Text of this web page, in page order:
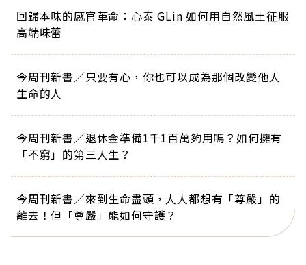
回歸本味的感官革命：心泰 GLin 如何用自然風土征服
高端味蕾
今周刊新書／只要有心，你也可以成為那個改變他人
生命的人
今周刊新書／退休金準備1千1百萬夠用嗎？如何擁有
「不窮」的第三人生？
今周刊新書／來到生命盡頭，人人都想有「尊嚴」的
離去！但「尊嚴」能如何守護？